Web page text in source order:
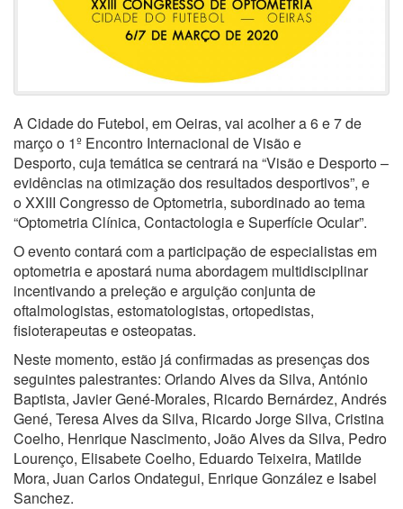
A Cidade do Futebol, em Oeiras, vai acolher a 6 e 7 de
março o 1º Encontro Internacional de Visão e
Desporto, cuja temática se centrará na “Visão e Desporto –
evidências na otimização dos resultados desportivos”, e
o XXIII Congresso de Optometria, subordinado ao tema
“Optometria Clínica, Contactologia e Superfície Ocular”.
O evento contará com a participação de especialistas em
optometria e apostará numa abordagem multidisciplinar
incentivando a preleção e arguição conjunta de
oftalmologistas, estomatologistas, ortopedistas,
fisioterapeutas e osteopatas.
Neste momento, estão já confirmadas as presenças dos
seguintes palestrantes: Orlando Alves da Silva, António
Baptista, Javier Gené-Morales, Ricardo Bernárdez, Andrés
Gené, Teresa Alves da Silva, Ricardo Jorge Silva, Cristina
Coelho, Henrique Nascimento, João Alves da Silva, Pedro
Lourenço, Elisabete Coelho, Eduardo Teixeira, Matilde
Mora, Juan Carlos Ondategui, Enrique González e Isabel
Sanchez.